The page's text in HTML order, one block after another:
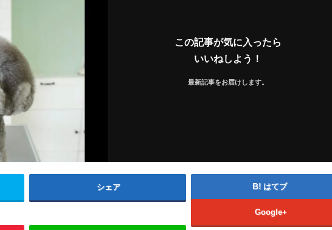
この記事が気に入ったら
いいねしよう！
最新記事をお届けします。
シェア はてブ
Google+